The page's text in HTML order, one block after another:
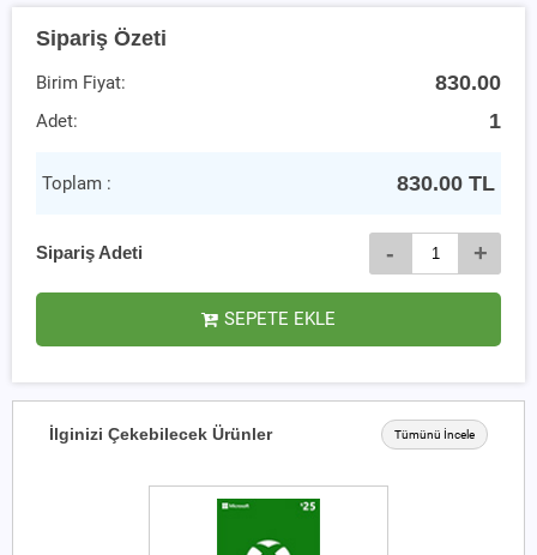
Sipariş Özeti
Birim Fiyat: 830.00
Adet: 1
Toplam : 830.00 TL
Sipariş Adeti - +
SEPETE EKLE
İlginizi Çekebilecek Ürünler Tümünü İncele